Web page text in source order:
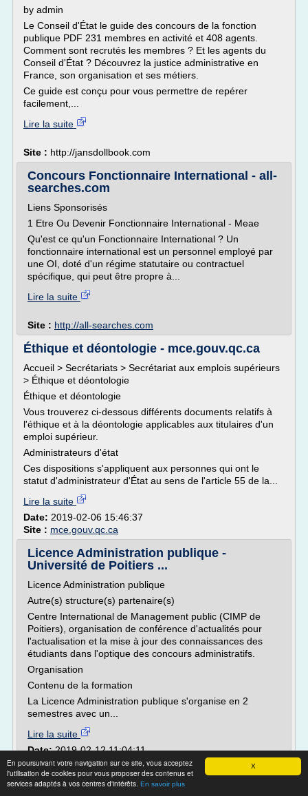
X
En poursuivant votre navigation sur ce site, vous acceptez
l'utilisation de cookies pour vous proposer des contenus et
services adaptés à vos centres d'intérêts. En savoir plus
by admin
Le Conseil d'État le guide des concours de la fonction
publique PDF 231 membres en activité et 408 agents.
Comment sont recrutés les membres ? Et les agents du
Conseil d'État ? Découvrez la justice administrative en
France, son organisation et ses métiers.
Ce guide est conçu pour vous permettre de repérer
facilement,...
Lire la suite
Site : http://jansdollbook.com
Concours Fonctionnaire International - all-
searches.com
Liens Sponsorisés
1 Etre Ou Devenir Fonctionnaire International - Meae
Qu'est ce qu'un Fonctionnaire International ? Un
fonctionnaire international est un personnel employé par
une OI, doté d'un régime statutaire ou contractuel
spécifique, qui peut être propre à...
Lire la suite
Site : http://all-searches.com
Éthique et déontologie - mce.gouv.qc.ca
Accueil > Secrétariats > Secrétariat aux emplois supérieurs
> Éthique et déontologie
Éthique et déontologie
Vous trouverez ci-dessous différents documents relatifs à
l'éthique et à la déontologie applicables aux titulaires d'un
emploi supérieur.
Administrateurs d'état
Ces dispositions s'appliquent aux personnes qui ont le
statut d'administrateur d'État au sens de l'article 55 de la...
Lire la suite
Date: 2019-02-06 15:46:37
Site : mce.gouv.qc.ca
Licence Administration publique -
Université de Poitiers ...
Licence Administration publique
Autre(s) structure(s) partenaire(s)
Centre International de Management public (CIMP de
Poitiers), organisation de conférence d'actualités pour
l'actualisation et la mise à jour des connaissances des
étudiants dans l'optique des concours administratifs.
Organisation
Contenu de la formation
La Licence Administration publique s'organise en 2
semestres avec un...
Lire la suite
Date:2019-02-12 11:04:11
Site :http://formations.univ-poitiers.fr
Licence Administration publique -